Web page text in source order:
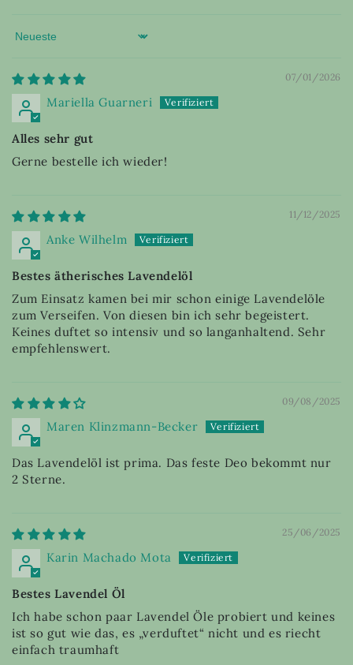
Sort by
07/01/2026
Mariella Guarneri
Alles sehr gut
Gerne bestelle ich wieder!
11/12/2025
Anke Wilhelm
Bestes ätherisches Lavendelöl
Zum Einsatz kamen bei mir schon einige Lavendelöle
zum Verseifen. Von diesen bin ich sehr begeistert.
Keines duftet so intensiv und so langanhaltend. Sehr
empfehlenswert.
09/08/2025
Maren Klinzmann-Becker
Das Lavendelöl ist prima. Das feste Deo bekommt nur
2 Sterne.
25/06/2025
Karin Machado Mota
Bestes Lavendel Öl
Ich habe schon paar Lavendel Öle probiert und keines
ist so gut wie das, es „verduftet“ nicht und es riecht
einfach traumhaft